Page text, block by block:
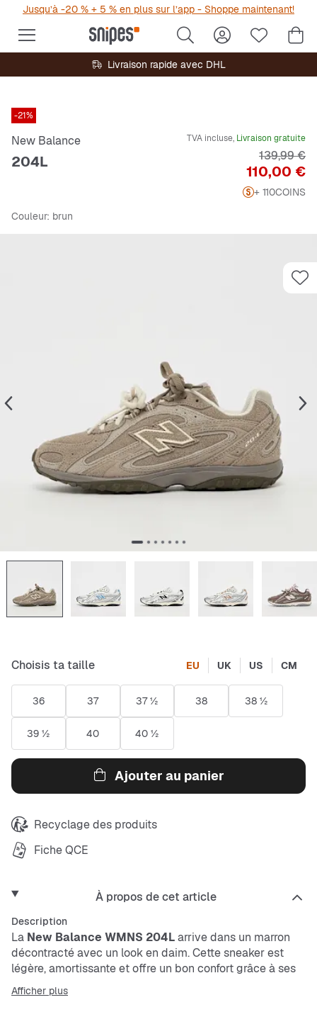
Jusqu’à -20 % + 5 % en plus sur l’app - Shoppe maintenant!
Livraison rapide avec DHL
-21%
New Balance
204L
TVA incluse, Livraison gratuite
Prix
110,00 €
Prix
139,99 €
+ 110COINS
Couleur: brun
Choisis ta taille EU UK US CM
36 37 37 ½ 38 38 ½
39 ½ 40 40 ½
Ajouter au panier
Recyclage des produits
Fiche QCE
À propos de cet article
Description
La New Balance WMNS 204Larrive dans un marron
décontracté avec un look en daim. Cettesneakerest
légère, amortissante et offre un bon confort grâce à ses
rembourrages. Sa semelle extérieure antidérapante et
résistante à l’usure la rend solide et facile à entretenir.
Afficher plus